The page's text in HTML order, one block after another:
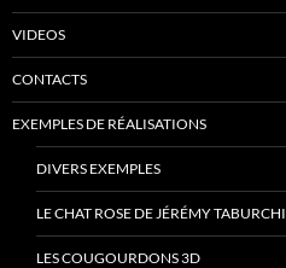
VIDEOS
CONTACTS
EXEMPLES DE RÉALISATIONS
DIVERS EXEMPLES
LE CHAT ROSE DE JÉRÉMY TABURCHI
LES COUGOURDONS 3D